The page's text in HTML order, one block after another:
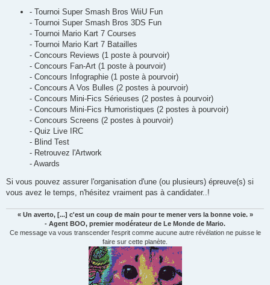
- Tournoi Super Smash Bros WiiU Fun
- Tournoi Super Smash Bros 3DS Fun
- Tournoi Mario Kart 7 Courses
- Tournoi Mario Kart 7 Batailles
- Concours Reviews (1 poste à pourvoir)
- Concours Fan-Art (1 poste à pourvoir)
- Concours Infographie (1 poste à pourvoir)
- Concours A Vos Bulles (2 postes à pourvoir)
- Concours Mini-Fics Sérieuses (2 postes à pourvoir)
- Concours Mini-Fics Humoristiques (2 postes à pourvoir)
- Concours Screens (2 postes à pourvoir)
- Quiz Live IRC
- Blind Test
- Retrouvez l'Artwork
- Awards
Si vous pouvez assurer l'organisation d'une (ou plusieurs) épreuve(s) si
vous avez le temps, n'hésitez vraiment pas à candidater..!
« Un averto, [...] c'est un coup de main pour te mener vers la bonne voie. »
- Agent BOO, premier modérateur de Le Monde de Mario.
Ce message va vous transcender l'esprit comme aucune autre révélation ne puisse le
faire sur cette planète.